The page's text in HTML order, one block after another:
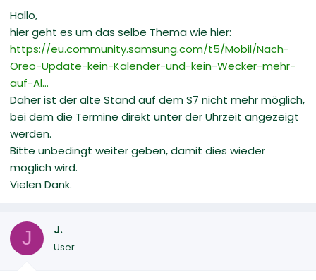
Hallo,
hier geht es um das selbe Thema wie hier:
https://eu.community.samsung.com/t5/Mobil/Nach-
Oreo-Update-kein-Kalender-und-kein-Wecker-mehr-
auf-Al...
Daher ist der alte Stand auf dem S7 nicht mehr möglich,
bei dem die Termine direkt unter der Uhrzeit angezeigt
werden.
Bitte unbedingt weiter geben, damit dies wieder
möglich wird.
Vielen Dank.
J J.
User